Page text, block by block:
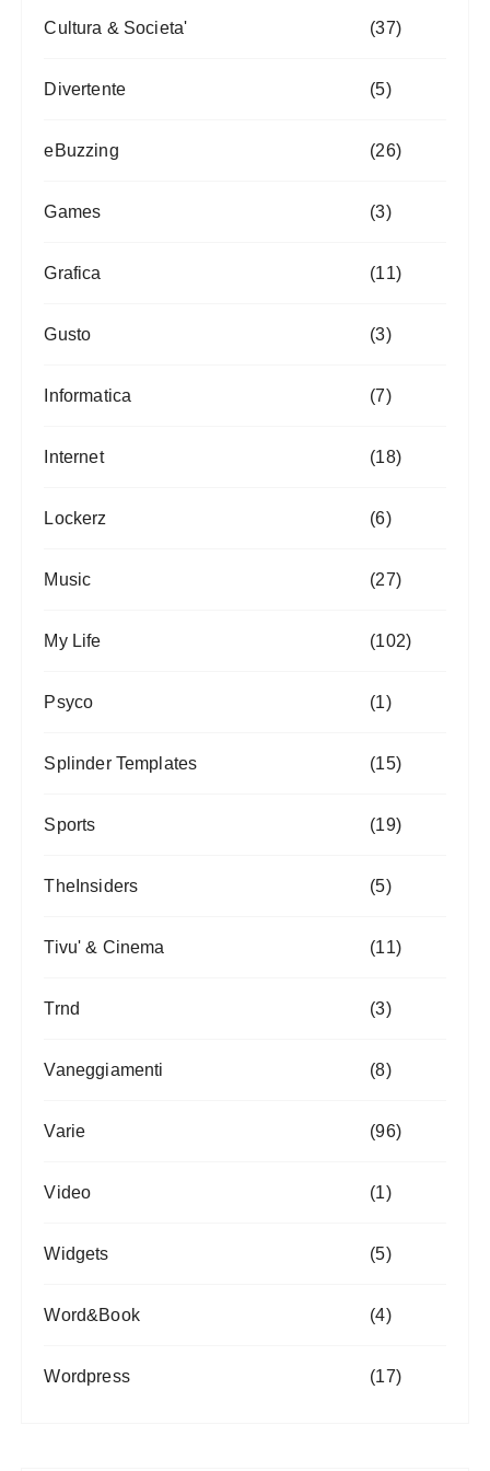
Cultura & Societa' (37)
Divertente (5)
eBuzzing (26)
Games (3)
Grafica (11)
Gusto (3)
Informatica (7)
Internet (18)
Lockerz (6)
Music (27)
My Life (102)
Psyco (1)
Splinder Templates (15)
Sports (19)
TheInsiders (5)
Tivu' & Cinema (11)
Trnd (3)
Vaneggiamenti (8)
Varie (96)
Video (1)
Widgets (5)
Word&Book (4)
Wordpress (17)